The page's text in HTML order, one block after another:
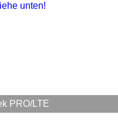
unten!
PRO/LTE